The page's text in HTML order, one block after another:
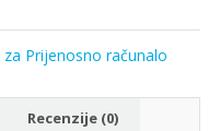
Prijenosno računalo
Recenzije (0)